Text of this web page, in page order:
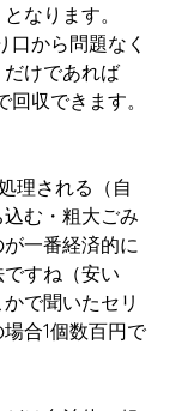
なります。
口から問題なく
けであれば
収できます。
理される（自
む・粗大ごみ
一番経済的に
すね（安い
で聞いたセリ
合1個数百円で